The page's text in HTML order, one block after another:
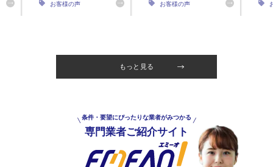
お客様の声 お客様の声
もっと見る
条件・要望にぴったりな業者がみつかる
専門業者ご紹介サイト